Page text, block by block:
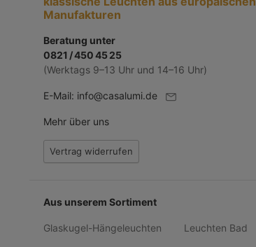
Manufakturen
Beratung unter
0821 / 450 45 25
(Werktags 9–13 Uhr und 14–16 Uhr)
E-Mail: info@casalumi.de
Mehr über uns
Vertrag widerrufen
Aus unserem Sortiment
Glaskugel-Hängeleuchten Leuchten Bad